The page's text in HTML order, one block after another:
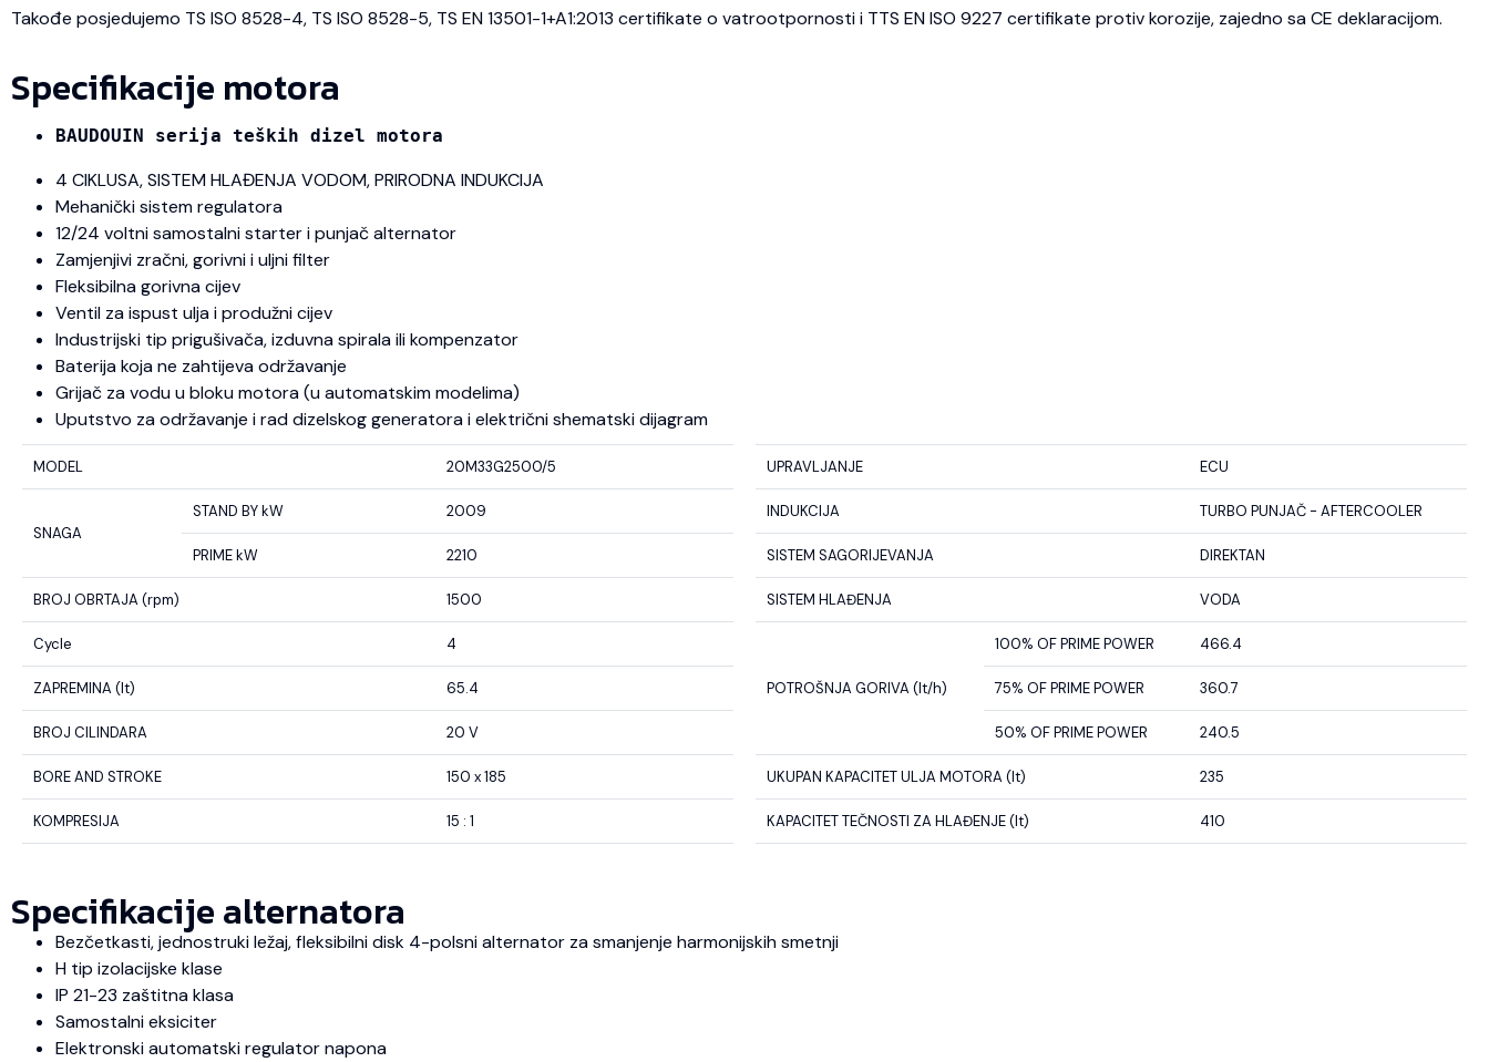
Takođe posjedujemo TS ISO 8528-4, TS ISO 8528-5, TS EN 13501-1+A1:2013 certifikate o vatrootpornosti i TTS EN ISO 9227 certifikate protiv korozije, zajedno sa CE deklaracijom.
Specifikacije motora
BAUDOUIN serija teških dizel motora
4 CIKLUSA, SISTEM HLAĐENJA VODOM, PRIRODNA INDUKCIJA
Mehanički sistem regulatora
12/24 voltni samostalni starter i punjač alternator
Zamjenjivi zračni, gorivni i uljni filter
Fleksibilna gorivna cijev
Ventil za ispust ulja i produžni cijev
Industrijski tip prigušivača, izduvna spirala ili kompenzator
Baterija koja ne zahtijeva održavanje
Grijač za vodu u bloku motora (u automatskim modelima)
Uputstvo za održavanje i rad dizelskog generatora i električni shematski dijagram
MODEL 20M33G2500/5
SNAGA
STAND BY kW 2009
PRIME kW 2210
BROJ OBRTAJA (rpm) 1500
Cycle 4
ZAPREMINA (lt) 65.4
BROJ CILINDARA 20 V
BORE AND STROKE 150 x 185
KOMPRESIJA 15 : 1
UPRAVLJANJE ECU
INDUKCIJA TURBO PUNJAČ - AFTERCOOLER
SISTEM SAGORIJEVANJA DIREKTAN
SISTEM HLAĐENJA VODA
POTROŠNJA GORIVA (lt/h)
100% OF PRIME POWER 466.4
75% OF PRIME POWER 360.7
50% OF PRIME POWER 240.5
UKUPAN KAPACITET ULJA MOTORA (lt) 235
KAPACITET TEČNOSTI ZA HLAĐENJE (lt) 410
Specifikacije alternatora
Bezčetkasti, jednostruki ležaj, fleksibilni disk 4-polsni alternator za smanjenje harmonijskih smetnji
H tip izolacijske klase
IP 21-23 zaštitna klasa
Samostalni eksiciter
Elektronski automatski regulator napona